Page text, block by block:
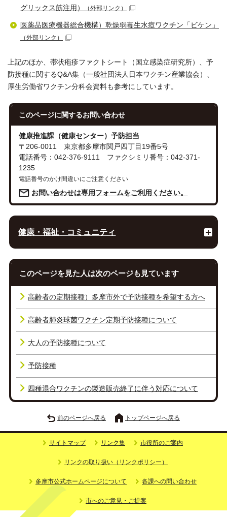
グリックス筋注用）
（外部リンク）
医薬品医療機器総合機構）乾燥弱毒生水痘ワクチン「ビケン」
（外部リンク）
上記のほか、帯状疱疹ファクトシート（国立感染症研究所）、予
防接種に関するQ&A集（一般社団法人日本ワクチン産業協会）、
厚生労働省ワクチン分科会資料も参考にしています。
このページに関するお問い合わせ
健康推進課（健康センター）予防担当
〒206-0011 東京都多摩市関戸四丁目19番5号
電話番号：042-376-9111 ファクシミリ番号：042-371-
1235
電話番号のかけ間違いにご注意ください
お問い合わせは専用フォームをご利用ください。
健康・福祉・コミュニティ
このページを見た人は次のページも見ています
高齢者の定期接種）多摩市外で予防接種を希望する方へ
高齢者肺炎球菌ワクチン定期予防接種について
大人の予防接種について
予防接種
四種混合ワクチンの製造販売終了に伴う対応について
前のページへ戻る トップページへ戻る
サイトマップ リンク集 市役所のご案内
リンクの取り扱い（リンクポリシー）
多摩市公式ホームページについて 各課への問い合わせ
市へのご意見・ご提案